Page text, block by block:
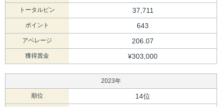
トータルピン 37,711
ポイント 643
アベレージ 206.07
獲得賞金 ¥303,000
2023年
順位 14位